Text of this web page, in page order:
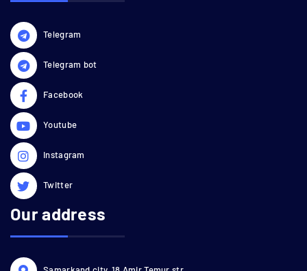
Telegram
Telegram bot
Facebook
Youtube
Instagram
Twitter
Our address